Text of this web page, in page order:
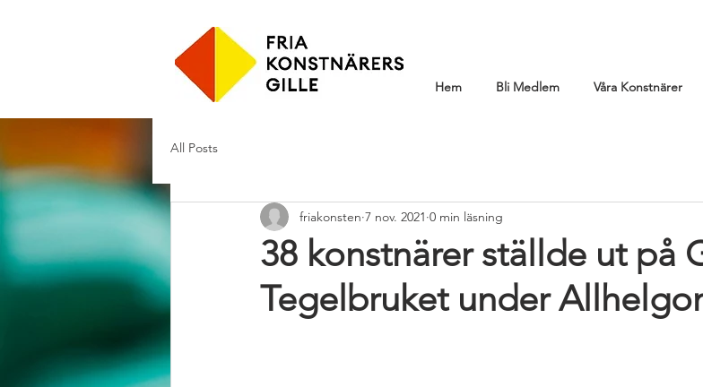
Hem Bli Medlem Våra Konstnärer
All Posts
38 konstnärer ställde ut på
Tegelbruket under
friakonsten 7 nov. 2021 0 min läsning